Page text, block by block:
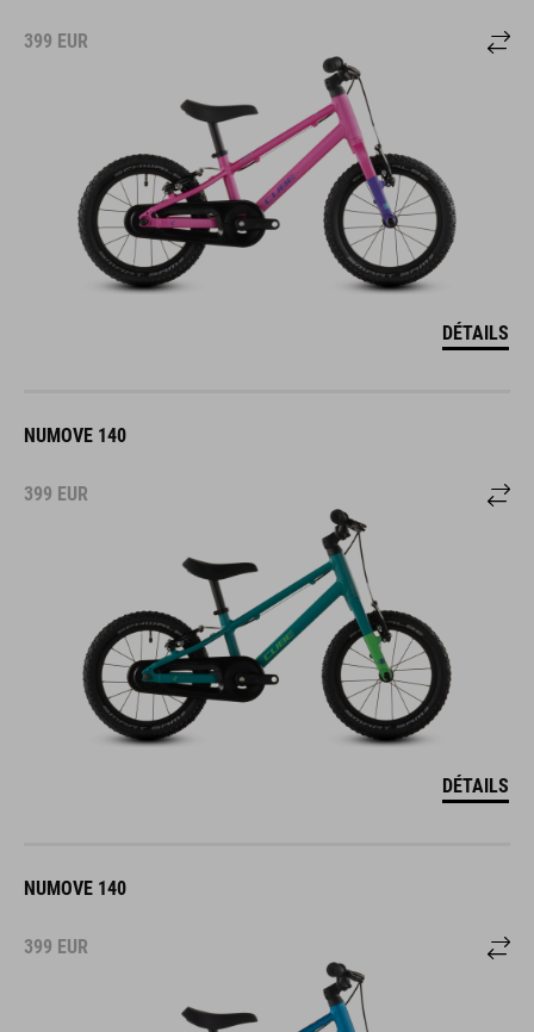
399 EUR
DÉTAILS
NUMOVE 140
399 EUR
DÉTAILS
NUMOVE 140
399 EUR